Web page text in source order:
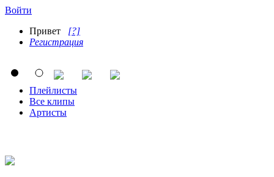
Войти
Привет [?]
Регистрация
Плейлисты
Все клипы
Артисты